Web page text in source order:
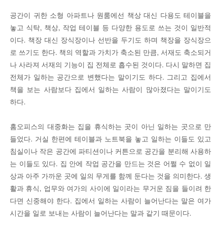
공간이 귀한 소형 아파트나 원룸에선 책상 대신 다용도 테이블을
놓고 식탁, 책상, 작업 테이블 등 다양한 용도로 쓰는 것이 일반적
이다. 책장 대신 장식장이나 선반을 두기도 하며 책장을 장식장으
로 쓰기도 한다. 책의 역할과 가치가 축소된 만큼, 서재도 축소되거
나 사라져 서재의 기능이 집 전체로 흡수된 것이다. 다시 말하면 집
전체가 일하는 공간으로 변했다는 말이기도 하다. 그리고 집에서
책을 보는 사람보다 집에서 일하는 사람이 많아졌다는 말이기도
하다.
홈오피스의 대중화는 집을 휴식하는 곳이 아닌 일하는 곳으로 만
들었다. 거실 한편에 테이블과 노트북을 놓고 일하는 이들도 있고
침실이나 작은 공간에 파티션이나 커튼으로 공간을 분리해 사용하
는 이들도 있다. 집 안에 작업 공간을 만드는 것은 어쩔 수 없이 일
상과 아주 가까운 곳에 일의 무게를 함께 둔다는 것을 의미한다. 생
활과 휴식, 업무와 여가의 사이에 일이라는 무거운 짐을 들이려 한
다면 신중해야 한다. 집에서 일하는 사람이 늘어난다는 말은 여가
시간을 일로 보내는 사람이 늘어난다는 말과 같기 때문이다.